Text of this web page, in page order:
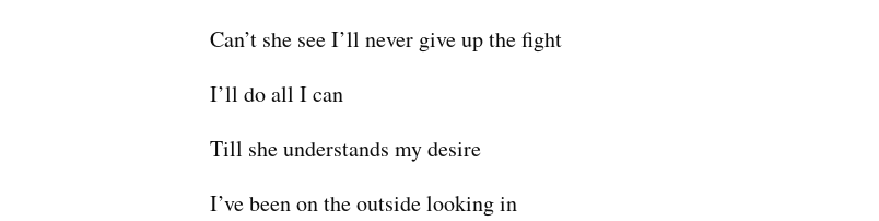
Can’t she see I’ll never give up the fight
I’ll do all I can
Till she understands my desire
I’ve been on the outside looking in